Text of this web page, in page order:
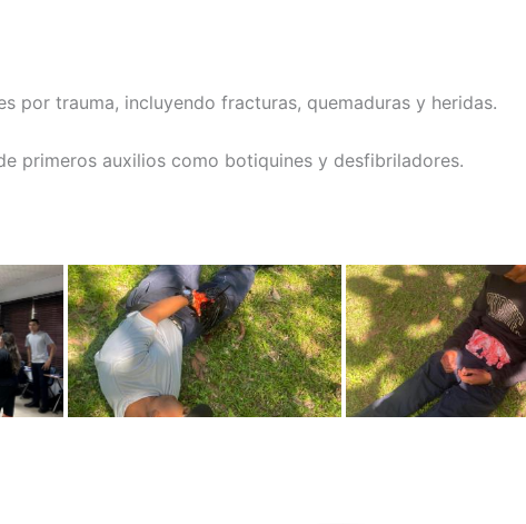
por trauma, incluyendo fracturas, quemaduras y heridas.
primeros auxilios como botiquines y desfibriladores.